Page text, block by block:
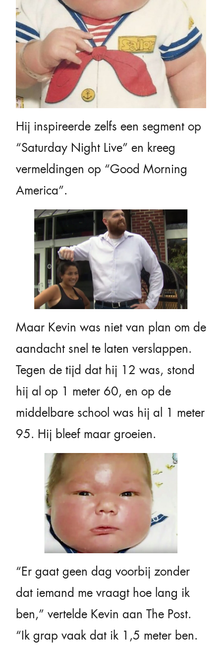
Hij inspireerde zelfs een segment op
“Saturday Night Live” en kreeg
vermeldingen op “Good Morning
America”.
Maar Kevin was niet van plan om de
aandacht snel te laten verslappen.
Tegen de tijd dat hij 12 was, stond
hij al op 1 meter 60, en op de
middelbare school was hij al 1 meter
95. Hij bleef maar groeien.
“Er gaat geen dag voorbij zonder
dat iemand me vraagt hoe lang ik
ben,” vertelde Kevin aan The Post.
“Ik grap vaak dat ik 1,5 meter ben.